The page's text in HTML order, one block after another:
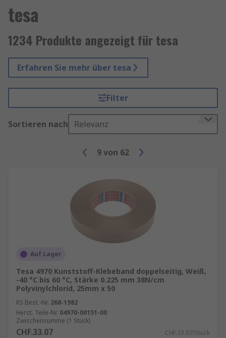
tesa
1234 Produkte angezeigt für tesa
Erfahren Sie mehr über tesa
Filter
Sortieren nach Relevanz
9von 62
Auf Lager
Tesa 4970 Kunststoff-Klebeband doppelseitig, Weiß,
-40 °C bis 60 °C, Stärke 0.225 mm 38N/cm
Polyvinylchlorid, 25mm x 50
RS Best.-Nr. 268-1982
Herst. Teile-Nr. 04970-00151-00
Zwischensumme (1 Stück)
CHF.33.07 CHF.33.07/Stück